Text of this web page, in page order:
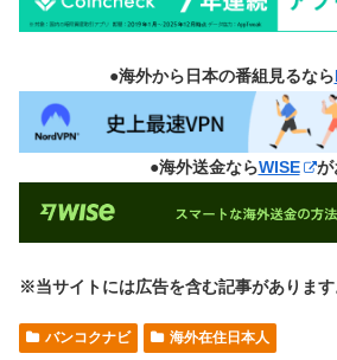
●海外から日本の番組見るなら
●海外送金ならWISE が
※当サイトには広告を含む記事があります
バンコクナビ 海外在住日本人